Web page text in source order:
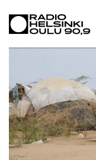
TEKIJÄT
ON-